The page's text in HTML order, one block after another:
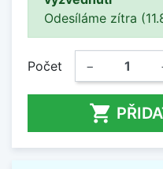
Odesíláme zítra
Počet −
